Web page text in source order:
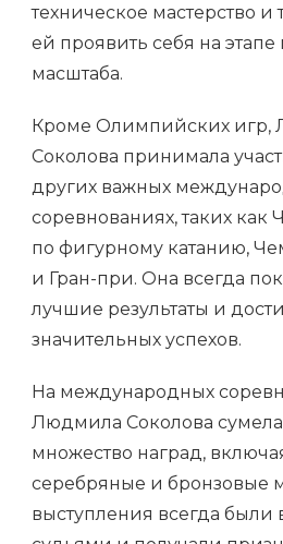
техническое мастерство и
ей проявить себя на
масштаба.
Кроме Олимпийских игр,
Соколова принимала
других важных
соревнованиях, таких
по фигурному катанию,
и Гран-при. Она всегда
лучшие результаты и
значительных успехов.
На международных
Людмила Соколова сумела
множество наград,
серебряные и бронзовые
выступления всегда